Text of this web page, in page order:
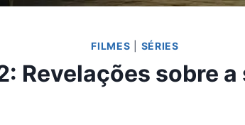
FILMES SÉRIES
Revelações sobre